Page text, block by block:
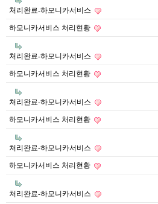
처리완료-하모니카서비스
하모니카서비스 처리현황
처리완료-하모니카서비스
하모니카서비스 처리현황
처리완료-하모니카서비스
하모니카서비스 처리현황
처리완료-하모니카서비스
하모니카서비스 처리현황
처리완료-하모니카서비스